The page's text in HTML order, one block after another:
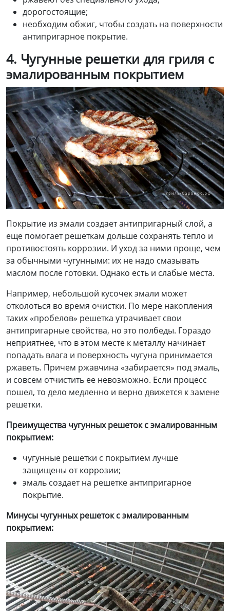
дорогостоящие;
необходим обжиг, чтобы создать на поверхности
антипригарное покрытие.
4. Чугунные решетки для гриля с
эмалированным покрытием
Покрытие из эмали создает антипригарный слой, а
еще помогает решеткам дольше сохранять тепло и
противостоять коррозии. И уход за ними проще, чем
за обычными чугунными: их не надо смазывать
маслом после готовки. Однако есть и слабые места.
Например, небольшой кусочек эмали может
отколоться во время очистки. По мере накопления
таких «пробелов» решетка утрачивает свои
антипригарные свойства, но это полбеды. Гораздо
неприятнее, что в этом месте к металлу начинает
попадать влага и поверхность чугуна принимается
ржаветь. Причем ржавчина «забирается» под эмаль,
и совсем отчистить ее невозможно. Если процесс
пошел, то дело медленно и верно движется к замене
решетки.
Преимущества чугунных решетокс эмалированным
покрытием:
чугунные решетки с покрытием лучше
защищены от коррозии;
эмаль создает на решетке антипригарное
покрытие.
Минусы чугунных решетокс эмалированным
покрытием: